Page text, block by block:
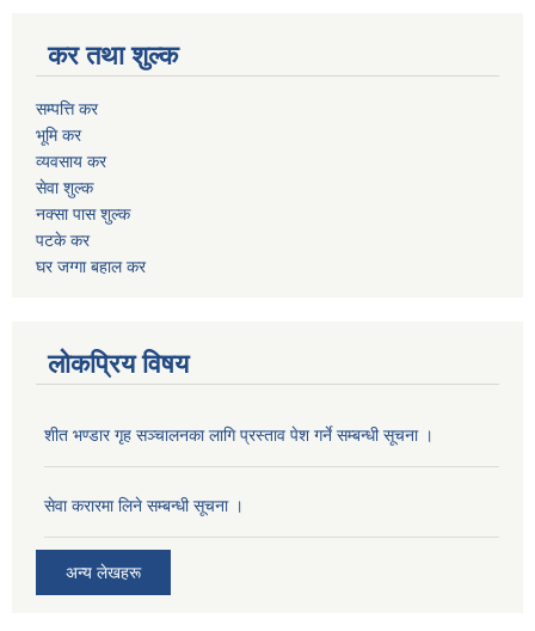
कर तथा शुल्क
सम्पत्ति कर
भूमि कर
व्यवसाय कर
सेवा शुल्क
नक्सा पास शुल्क
पटके कर
घर जग्गा बहाल कर
लोकप्रिय विषय
शीत भण्डार गृह सञ्चालनका लागि प्रस्ताव पेश गर्ने सम्बन्धी सूचना ।
सेवा करारमा लिने सम्बन्धी सूचना ।
अन्य लेखहरू